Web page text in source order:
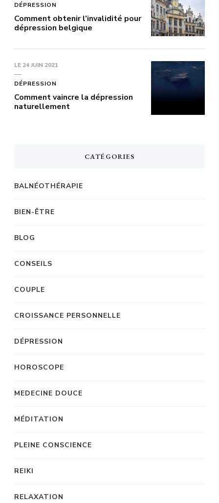
DÉPRESSION
Comment obtenir l’invalidité pour
dépression belgique
LE 24 JUIN 2021
DÉPRESSION
Comment vaincre la dépression
naturellement
CATÉGORIES
BALNÉOTHÉRAPIE
BIEN-ÊTRE
BLOG
CONSEILS
COUPLE
CROISSANCE PERSONNELLE
DÉPRESSION
HOROSCOPE
MEDECINE DOUCE
MÉDITATION
PLEINE CONSCIENCE
REIKI
RELAXATION